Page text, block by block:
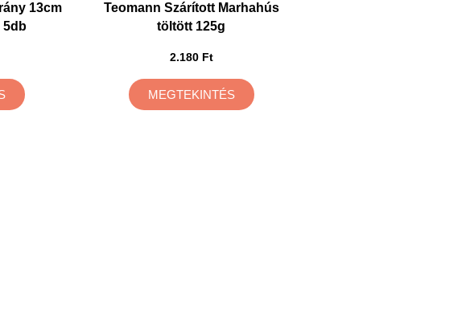
13cm
5db
Teomann Szárított Marhahús
töltött 125g
2.180 Ft
MEGTEKINTÉS